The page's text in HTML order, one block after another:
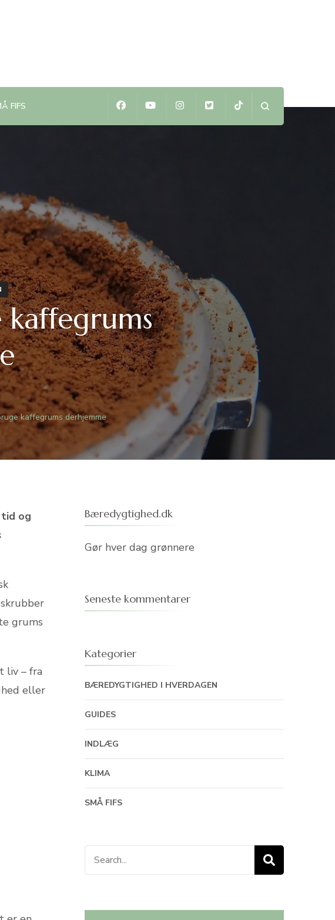
FIFS
kaffegrums derhjemme
og
grums
liv – fra
eller
Bæredygtighed.dk
Gør hver dag grønnere
Seneste kommentarer
Kategorier
BÆREDYGTIGHED I HVERDAGEN
GUIDES
INDLÆG
KLIMA
SMÅ FIFS
Search
for: